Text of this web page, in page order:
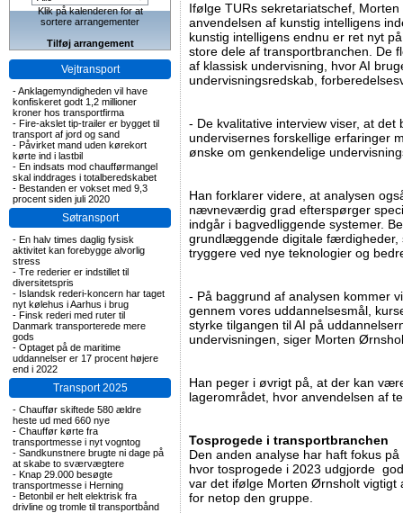
Klik på kalenderen for at
sortere arrangementer
Tilføj arrangement
Vejtransport
-Anklagemyndigheden vil have
konfiskeret godt 1,2 millioner
kroner hos transportfirma
- Fire-akslet tip-trailer er bygget til
transport af jord og sand
- Påvirket mand uden kørekort
kørte ind i lastbil
- En indsats mod chaufførmangel
skal inddrages i totalberedskabet
- Bestanden er vokset med 9,3
procent siden juli 2020
Søtransport
- En halv times daglig fysisk
aktivitet kan forebygge alvorlig
stress
- Tre rederier er indstillet til
diversitetspris
- Islandsk rederi-koncern har taget
nyt kølehus i Aarhus i brug
- Finsk rederi med ruter til
Danmark transporterede mere
gods
- Optaget på de maritime
uddannelser er 17 procent højere
end i 2022
Transport 2025
- Chauffør skiftede 580 ældre
heste ud med 660 nye
- Chauffør kørte fra
transportmesse i nyt vogntog
- Sandkunstnere brugte ni dage på
at skabe to sværvægtere
- Knap 29.000 besøgte
transportmesse i Herning
- Betonbil er helt elektrisk fra
drivline og tromle til transportbånd
Ifølge TURs sekretariatschef,
anvendelsen af kunstig intelligens
kunstig intelligens endnu er ret nyt
store dele af transportbranchen. De
af klassisk undervisning, hvor AI
undervisningsredskab,
- De kvalitative interview viser, at
undervisernes forskellige erfaringer
ønske om genkendelige
Han forklarer videre, at analysen
nævneværdig grad efterspørger
indgår i bagvedliggende systemer.
grundlæggende digitale
tryggere ved nye teknologier og
- På baggrund af analysen kommer
gennem vores uddannelsesmål,
styrke tilgangen til AI på
undervisningen, siger Morten
Han peger i øvrigt på, at der kan
lagerområdet, hvor anvendelsen af
Tosprogede i transportbranchen
Den anden analyse har haft fokus
hvor tosprogede i 2023 udgjorde
var det ifølge Morten Ørnsholt vigtigt
for netop den gruppe.